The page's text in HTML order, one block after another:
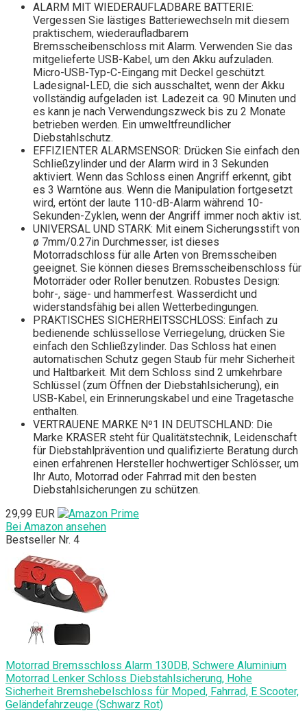
ALARM MIT WIEDERAUFLADBARE BATTERIE:
Vergessen Sie lästiges Batteriewechseln mit diesem
praktischem, wiederaufladbarem
Bremsscheibenschloss mit Alarm. Verwenden Sie das
mitgelieferte USB-Kabel, um den Akku aufzuladen.
Micro-USB-Typ-C-Eingang mit Deckel geschützt.
Ladesignal-LED, die sich ausschaltet, wenn der Akku
vollständig aufgeladen ist. Ladezeit ca. 90 Minuten und
es kann je nach Verwendungszweck bis zu 2 Monate
betrieben werden. Ein umweltfreundlicher
Diebstahlschutz.
EFFIZIENTER ALARMSENSOR: Drücken Sie einfach den
Schließzylinder und der Alarm wird in 3 Sekunden
aktiviert. Wenn das Schloss einen Angriff erkennt, gibt
es 3 Warntöne aus. Wenn die Manipulation fortgesetzt
wird, ertönt der laute 110-dB-Alarm während 10-
Sekunden-Zyklen, wenn der Angriff immer noch aktiv ist.
UNIVERSAL UND STARK: Mit einem Sicherungsstift von
ø 7mm/0.27in Durchmesser, ist dieses
Motorradschloss für alle Arten von Bremsscheiben
geeignet. Sie können dieses Bremsscheibenschloss für
Motorräder oder Roller benutzen. Robustes Design:
bohr-, säge- und hammerfest. Wasserdicht und
widerstandsfähig bei allen Wetterbedingungen.
PRAKTISCHES SICHERHEITSSCHLOSS: Einfach zu
bedienende schlüssellose Verriegelung, drücken Sie
einfach den Schließzylinder. Das Schloss hat einen
automatischen Schutz gegen Staub für mehr Sicherheit
und Haltbarkeit. Mit dem Schloss sind 2 umkehrbare
Schlüssel (zum Öffnen der Diebstahlsicherung), ein
USB-Kabel, ein Erinnerungskabel und eine Tragetasche
enthalten.
VERTRAUENE MARKE Nº1 IN DEUTSCHLAND: Die
Marke KRASER steht für Qualitätstechnik, Leidenschaft
für Diebstahlprävention und qualifizierte Beratung durch
einen erfahrenen Hersteller hochwertiger Schlösser, um
Ihr Auto, Motorrad oder Fahrrad mit den besten
Diebstahlsicherungen zu schützen.
29,99 EUR
Bei Amazon ansehen
Bestseller Nr. 4
Motorrad Bremsschloss Alarm 130DB, Schwere Aluminium
Motorrad Lenker Schloss Diebstahlsicherung, Hohe
Sicherheit Bremshebelschloss für Moped, Fahrrad, E Scooter,
Geländefahrzeuge (Schwarz Rot)